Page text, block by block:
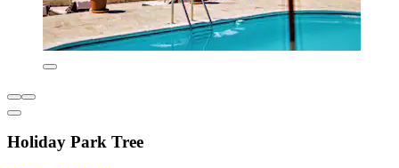
Holiday Park Tree